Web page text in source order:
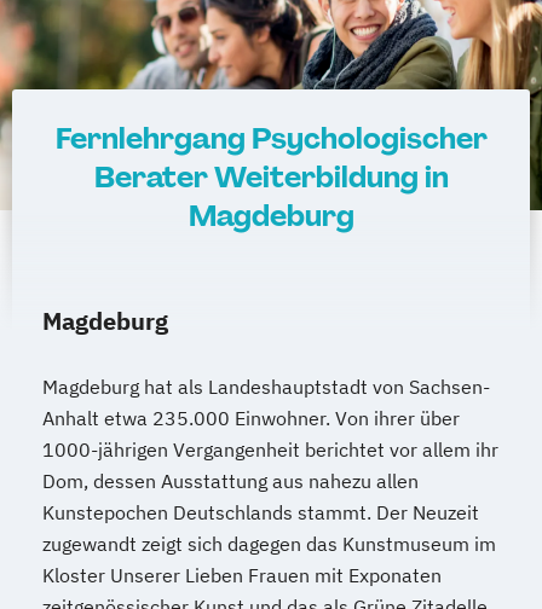
Fernlehrgang Psychologischer
Berater Weiterbildung in
Magdeburg
Magdeburg
Magdeburg hat als Landeshauptstadt von Sachsen-
Anhalt etwa 235.000 Einwohner. Von ihrer über
1000-jährigen Vergangenheit berichtet vor allem ihr
Dom, dessen Ausstattung aus nahezu allen
Kunstepochen Deutschlands stammt. Der Neuzeit
zugewandt zeigt sich dagegen das Kunstmuseum im
Kloster Unserer Lieben Frauen mit Exponaten